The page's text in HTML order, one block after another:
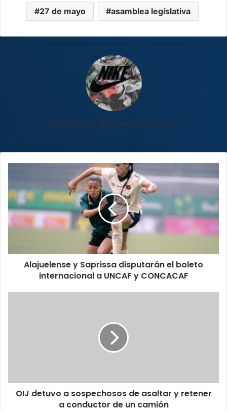
27 de mayo asamblea legislativa
Sebastian Quesada Orozco
Saprissa
disputarán
el
boleto
internacional
UNCAF
CONCACAF
Alajuelense y Saprissa disputarán el boleto
internacional a UNCAF y CONCACAF
a
conductor
OIJ detuvo a sospechosos de asaltar y retener
a conductor de un camión